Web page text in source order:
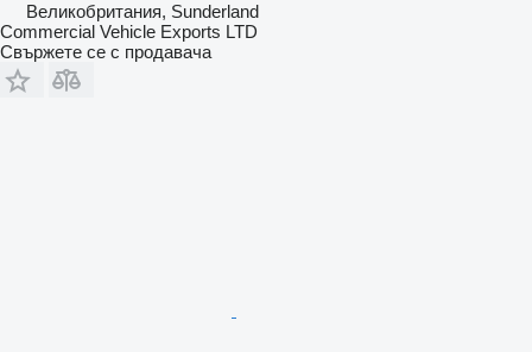
Великобритания, Sunderland
Commercial Vehicle Exports LTD
Свържете се с продавача